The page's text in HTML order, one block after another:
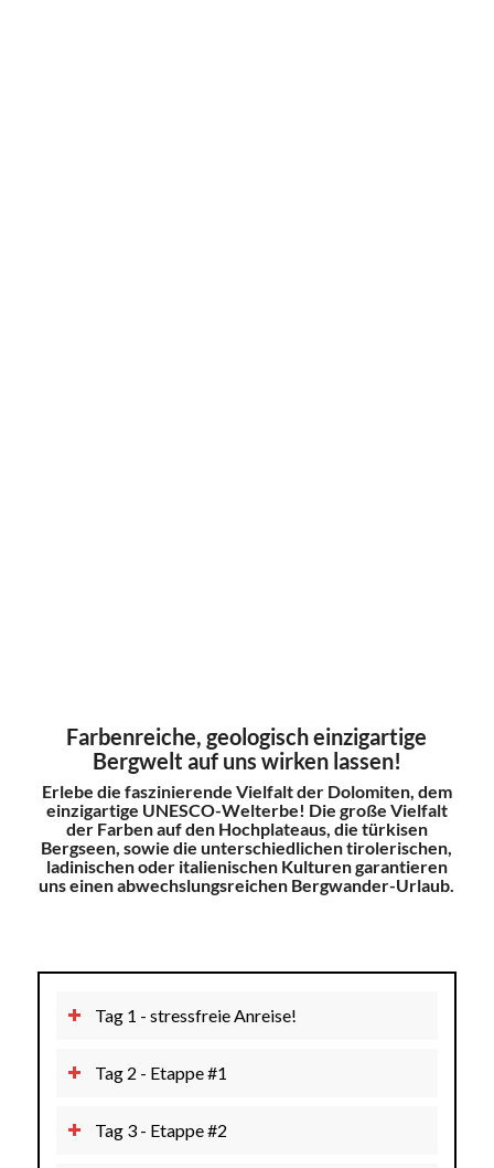
Farbenreiche, geologisch einzigartige
Bergwelt auf uns wirken lassen!
Erlebe die faszinierende Vielfalt der Dolomiten, dem
einzigartige UNESCO-Welterbe! Die große Vielfalt
der Farben auf den Hochplateaus, die türkisen
Bergseen, sowie die unterschiedlichen tirolerischen,
ladinischen oder italienischen Kulturen garantieren
uns einen abwechslungsreichen Bergwander-Urlaub.
Tag 1 - stressfreie Anreise!
Tag 2 - Etappe #1
Tag 3 - Etappe #2